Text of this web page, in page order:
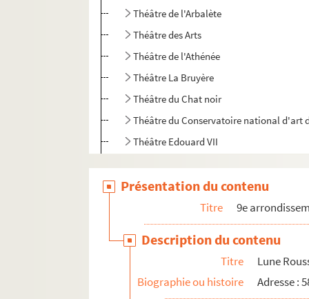
Théâtre de l'Arbalète
Théâtre des Arts
Théâtre de l'Athénée
Théâtre La Bruyère
Théâtre du Chat noir
Théâtre du Conservatoire national d'art
Théâtre Edouard VII
Théâtre Fontaine
Théâtre de l'Humour
Théâtre des jeunes artistes
Théâtre Moderne (rue Blanche)
Théâtre Moderne (boulevard des Italiens)
Présentation du contenu
Titre 9e
Description du contenu
Titre
Lune
Biographie ou histoire
Adresse :